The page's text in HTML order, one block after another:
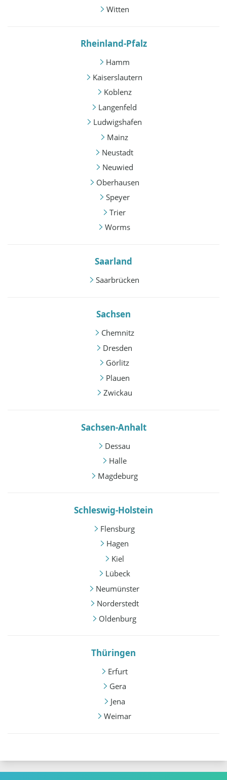
Witten
Rheinland-Pfalz
Hamm
Kaiserslautern
Koblenz
Langenfeld
Ludwigshafen
Mainz
Neustadt
Neuwied
Oberhausen
Speyer
Trier
Worms
Saarland
Saarbrücken
Sachsen
Chemnitz
Dresden
Görlitz
Plauen
Zwickau
Sachsen-Anhalt
Dessau
Halle
Magdeburg
Schleswig-Holstein
Flensburg
Hagen
Kiel
Lübeck
Neumünster
Norderstedt
Oldenburg
Thüringen
Erfurt
Gera
Jena
Weimar